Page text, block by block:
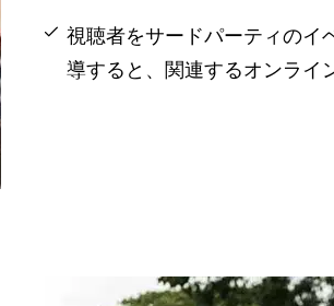
視聴者をサードパーティのイ
導すると、関連するオンライ